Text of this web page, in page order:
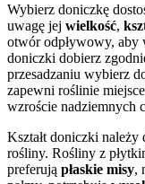
Wybierz doniczkę
uwagę jej wielkość,
otwór odpływowy, aby
doniczki dobierz
przesadzaniu wybierz
zapewni roślinie
wzroście nadziemnych
Kształt doniczki należy
rośliny. Rośliny z
preferują płaskie misy,